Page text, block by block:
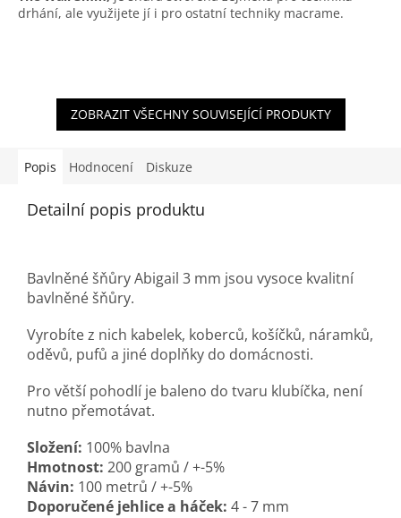
drhání, ale využijete jí i pro ostatní techniky macrame.
ZOBRAZIT VŠECHNY SOUVISEJÍCÍ PRODUKTY
Popis Hodnocení Diskuze
Detailní popis produktu
Bavlněné šňůry Abigail 3 mm jsou vysoce kvalitní
bavlněné šňůry.
Vyrobíte z nich kabelek, koberců, košíčků, náramků,
oděvů, pufů a jiné doplňky do domácnosti.
Pro větší pohodlí je baleno do tvaru klubíčka, není
nutno přemotávat.
Složení: 100% bavlna
Hmotnost: 200 gramů / +-5%
Návin: 100 metrů / +-5%
Doporučené jehlice a háček: 4 - 7 mm